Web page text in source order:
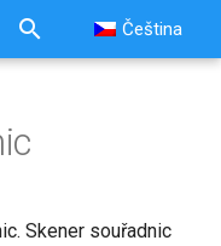
Čeština
Skener souřadnic